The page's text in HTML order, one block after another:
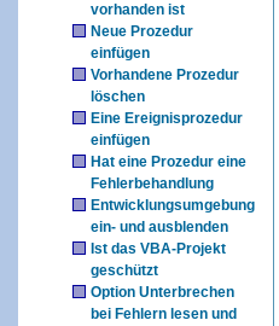
vorhanden ist
Neue Prozedur
einfügen
Vorhandene Prozedur
löschen
Eine Ereignisprozedur
einfügen
Hat eine Prozedur eine
Fehlerbehandlung
Entwicklungsumgebung
ein- und ausblenden
Ist das VBA-Projekt
geschützt
Option Unterbrechen
bei Fehlern lesen und